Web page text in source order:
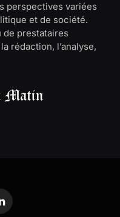
perspectives variées
et de société.
de prestataires
rédaction, l’analyse,